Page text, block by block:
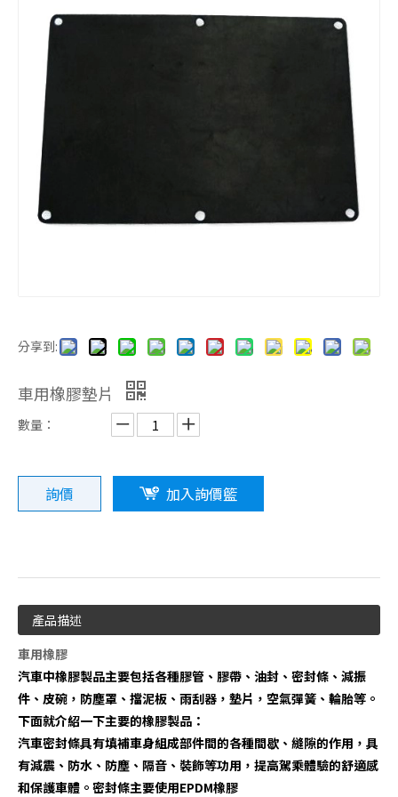
機械用橡膠製品 電子用橡膠套
分享到:
車用橡膠墊片
數量：
詢價 加入詢價籃
產品描述
車用橡膠
汽車中橡膠製品主要包括各種膠管、膠帶、油封、密封條、減振
件、皮碗，防塵罩、擋泥板、雨刮器，墊片，空氣彈簧、輪胎等。
下面就介紹一下主要的橡膠製品：
汽車密封條具有填補車身組成部件間的各種間歇、縫隙的作用，具
有減震、防水、防塵、隔音、裝飾等功用，提高駕乘體驗的舒適感
和保護車體。密封條主要使用EPDM橡膠